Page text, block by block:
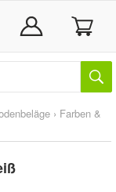
› Farben &